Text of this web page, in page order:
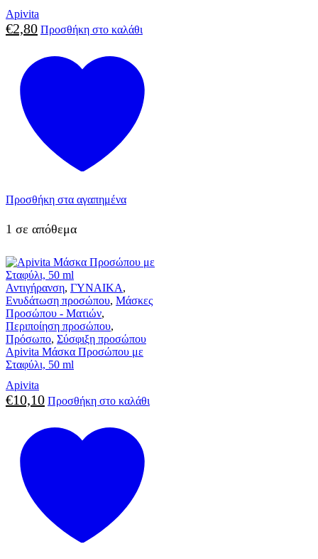
Apivita
€2,80 Προσθήκη στο καλάθι
Προσθήκη στα αγαπημένα
1 σε απόθεμα
Αντιγήρανση, ΓΥΝΑΙΚΑ,
Ενυδάτωση προσώπου, Μάσκες
Προσώπου - Ματιών,
Περιποίηση προσώπου,
Πρόσωπο, Σύσφιξη προσώπου
Apivita Μάσκα Προσώπου με
Σταφύλι, 50 ml
Apivita
€10,10 Προσθήκη στο καλάθι